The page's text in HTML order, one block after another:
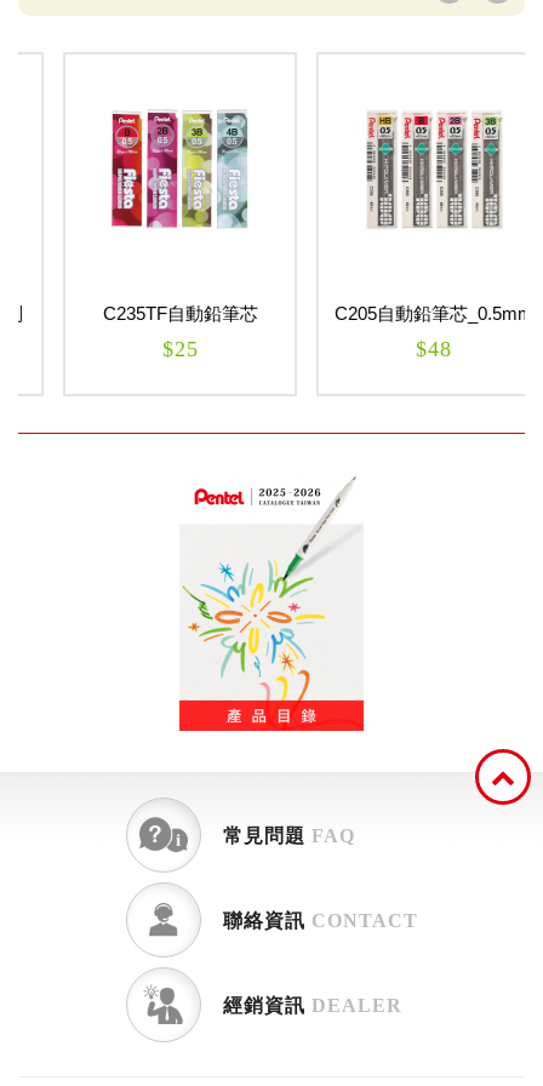
C235TF自動鉛筆芯
_0.5mm
$25
C205自動鉛筆芯_0.5mm
$48
常見問題 FAQ
聯絡資訊 CONTACT
經銷資訊 DEALER